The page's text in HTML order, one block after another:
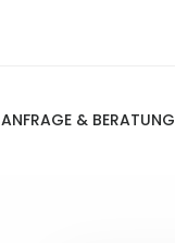
ANFRAGE & BERATUNG